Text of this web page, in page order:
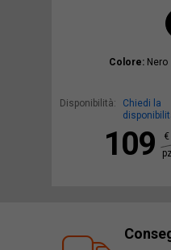
Colore: Nero
Disponibilità:
Chiedi la
109
€
pz.